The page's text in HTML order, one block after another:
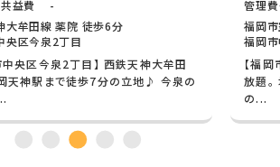
共益費 -
大牟田線 薬院 徒歩6分
央区今泉2丁目
中央区今泉2丁目】 西鉄天神大牟田
神駅まで徒歩7分の立地♪ 今泉の
管理
福岡
福岡
【福
放題
の...